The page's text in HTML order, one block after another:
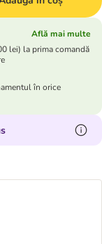
Află mai multe
lei) la prima comandă
în orice